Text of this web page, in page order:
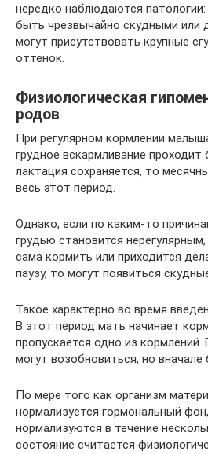
нередко наблюдаются
быть чрезвычайно скудными или
могут присутствовать крупные
оттенок.
Физиологическая
родов
При регулярном кормлении
грудное вскармливание проходит
лактация сохраняется, то
весь этот период.
Однако, если по каким-то
грудью становится
сама кормить или приходится
паузу, то могут появиться
Такое характерно во время
В этот период мать начинает
пропускается одно из кормлений.
могут возобновиться, но
По мере того как организм
нормализуется гормональный
нормализуются в течение
состояние считается